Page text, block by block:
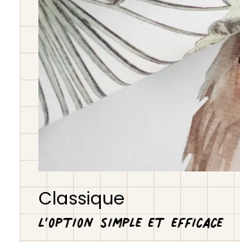
Classique
L’option simple et efficace